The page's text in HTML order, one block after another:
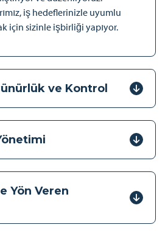
iş hedeflerinizle uyumlu
için sizinle işbirliği yapıyor.
ve Kontrol
Yön Veren